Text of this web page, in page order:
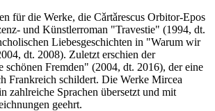
für die Werke, die Cǎrtǎrescus Orbitor-Epos
und Künstlerroman "Travestie" (1994, dt.
Liebesgeschichten in "Warum wir
dt. 2008). Zuletzt erschien der
schönen Fremden" (2004, dt. 2016), der eine
Frankreich schildert. Die Werke Mircea
zahlreiche Sprachen übersetzt und mit
geehrt.